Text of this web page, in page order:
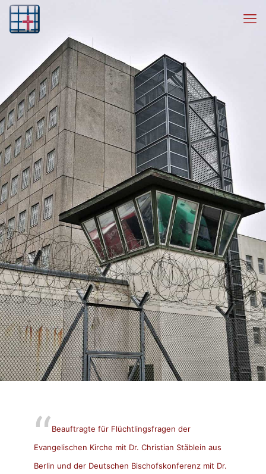
Beauftragte für Flüchtlingsfragen der
Evangelischen Kirche mit Dr. Christian Stäblein aus
Berlin und der Deutschen Bischofskonferenz mit Dr.